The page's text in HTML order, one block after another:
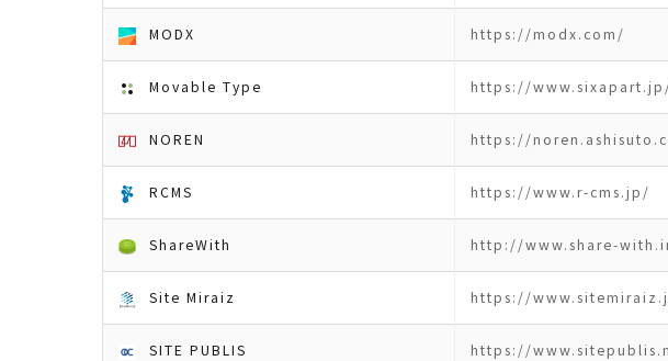
MODX https://modx.com/
Movable Type https://
NOREN https://
RCMS https://www.r-cms.jp/
ShareWith http://www.share-
Site Miraiz https://
SITE PUBLIS https://